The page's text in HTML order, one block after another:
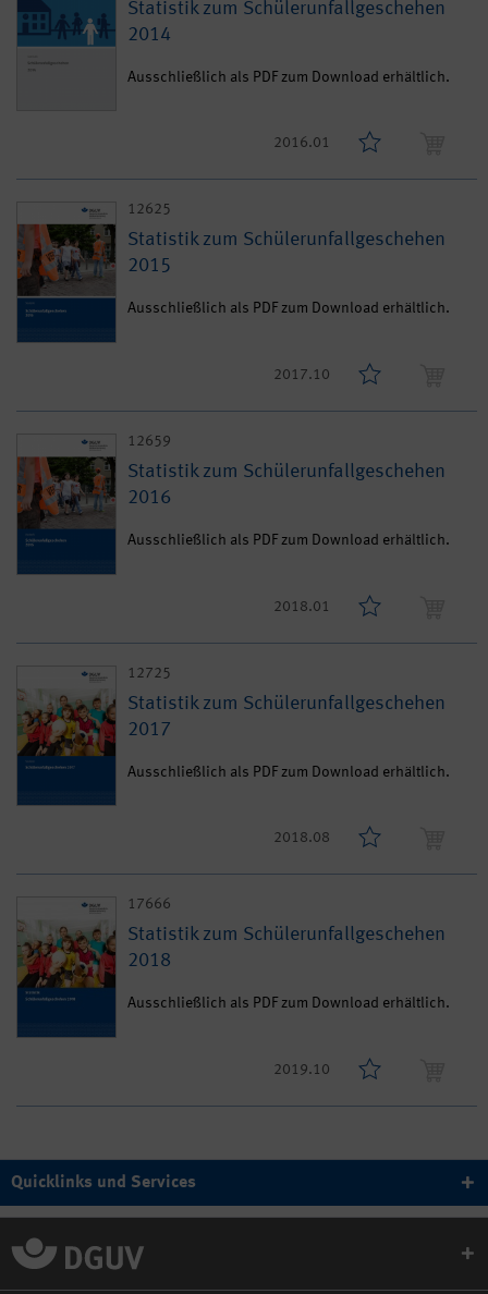
Statistik zum Schülerunfallgeschehen
2014
Ausschließlich als PDF zum Download erhältlich.
2016.01
12625
Statistik zum Schülerunfallgeschehen
2015
Ausschließlich als PDF zum Download erhältlich.
2017.10
12659
Statistik zum Schülerunfallgeschehen
2016
Ausschließlich als PDF zum Download erhältlich.
2018.01
12725
Statistik zum Schülerunfallgeschehen
2017
Ausschließlich als PDF zum Download erhältlich.
2018.08
17666
Statistik zum Schülerunfallgeschehen
2018
Ausschließlich als PDF zum Download erhältlich.
2019.10
Quicklinks und Services